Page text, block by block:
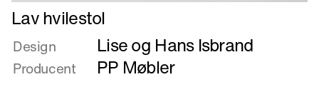
Læs
mere
om
Lav
hvilestol
Lav hvilestol
Design Lise og Hans Isbrand
Producent PP Møbler